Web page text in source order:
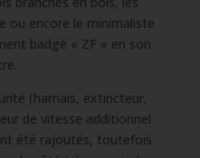
ou encore le minimaliste
badgé « ZF » en son
(harnais, extincteur,
de vitesse additionnel
été rajoutés, toutefois